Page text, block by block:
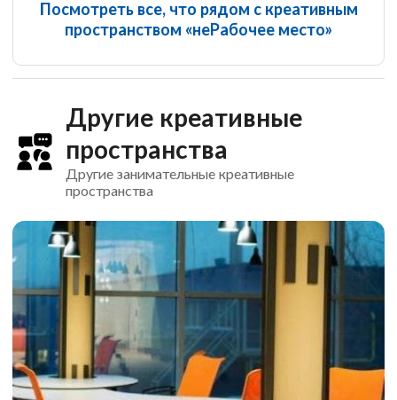
Посмотреть все, что рядом с креативным
пространством «неРабочее место»
Другие креативные
пространства
Другие занимательные креативные
пространства